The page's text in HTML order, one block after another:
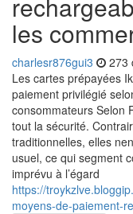
les
charlesr876gui3 273
Les cartes prépayées
paiement privilégié
consommateurs Selon
tout la sécurité.
traditionnelles, elles
usuel, ce qui segment
imprévu à l’égard
https://
moyens-de-paiement-